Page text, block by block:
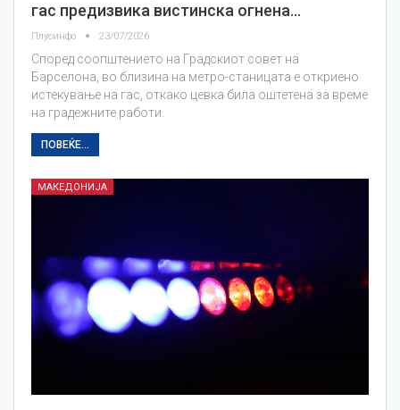
гас предизвика вистинска огнена…
Плусинфо 23/07/2026
Според соопштението на Градскиот совет на
Барселона, во близина на метро-станицата е откриено
истекување на гас, откако цевка била оштетена за време
на градежните работи.
ПОВЕЌЕ...
МАКЕДОНИЈА